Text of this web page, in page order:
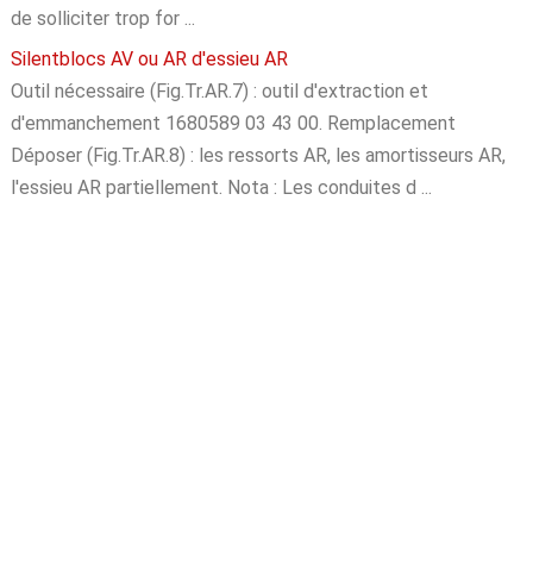
de solliciter trop for ...
Silentblocs AV ou AR d'essieu AR
Outil nécessaire (Fig.Tr.AR.7) : outil d'extraction et
d'emmanchement 1680589 03 43 00. Remplacement
Déposer (Fig.Tr.AR.8) : les ressorts AR, les amortisseurs AR,
l'essieu AR partiellement. Nota : Les conduites d ...